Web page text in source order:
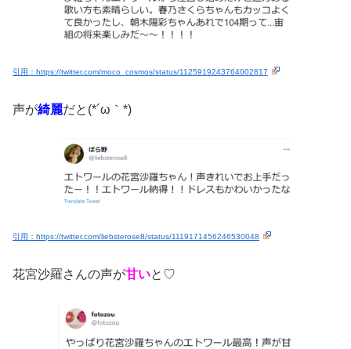
引用：https://twitter.com/moco_cosmos/status/1125919243764002817
声が綺麗だと(*´ω｀*)
引用：https://twitter.com/liebsterose8/status/1119171456246530048
花宮沙羅さんの声が甘いと♡